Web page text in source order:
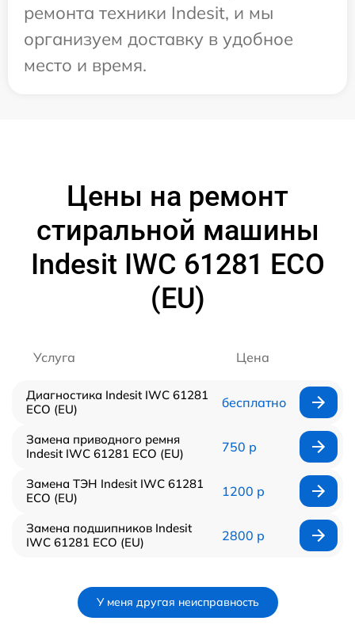
ремонта техники Indesit, и мы
организуем доставку в удобное
место и время.
Цены на ремонт
стиральной машины
Indesit IWC 61281 ECO
(EU)
Услуга Цена
Диагностика Indesit IWC 61281
ECO (EU)
бесплатно
Замена приводного ремня
Indesit IWC 61281 ECO (EU)
750 р
Замена ТЭН Indesit IWC 61281
ECO (EU)
1200 р
Замена подшипников Indesit
IWC 61281 ECO (EU)
2800 р
У меня другая неисправность